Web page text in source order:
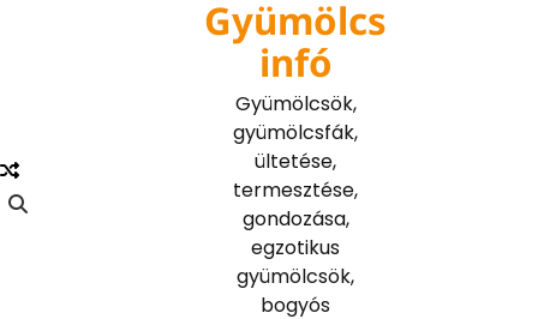
Gyümölcs
infó
Gyümölcsök,
gyümölcsfák,
ültetése,
termesztése,
gondozása,
egzotikus
gyümölcsök,
bogyós